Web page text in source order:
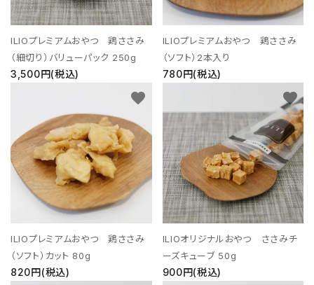
ILIOプレミアムおやつ 鶏ささみ
（細切り）バリューパック 250g
3,500円(税込)
ILIOプレミアムおやつ 鶏ささみ
（ソフト）2本入り
780円(税込)
ILIOプレミアムおやつ 鶏ささみ
（ソフト）カット 80g
820円(税込)
favorite
ILIOオリジナルおやつ ささみチ
ーズキューブ 50g
900円(税込)
favorite